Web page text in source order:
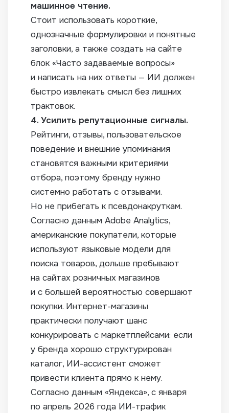
машинное чтение.
Стоит использовать короткие,
однозначные формулировки и понятные
заголовки, а также создать на сайте
блок «Часто задаваемые вопросы»
и написать на них ответы — ИИ должен
быстро извлекать смысл без лишних
трактовок.
4. Усилить репутационные сигналы.
Рейтинги, отзывы, пользовательское
поведение и внешние упоминания
становятся важными критериями
отбора, поэтому бренду нужно
системно работать с отзывами.
Но не прибегать к псевдонакруткам.
Согласно данным Adobe Analytics,
американские покупатели, которые
используют языковые модели для
поиска товаров, дольше пребывают
на сайтах розничных магазинов
и с большей вероятностью совершают
покупки. Интернет-магазины
практически получают шанс
конкурировать с маркетплейсами: если
у бренда хорошо структурирован
каталог, ИИ-ассистент сможет
привести клиента прямо к нему.
Согласно данным «Яндекса», с января
по апрель 2026 года ИИ-трафик